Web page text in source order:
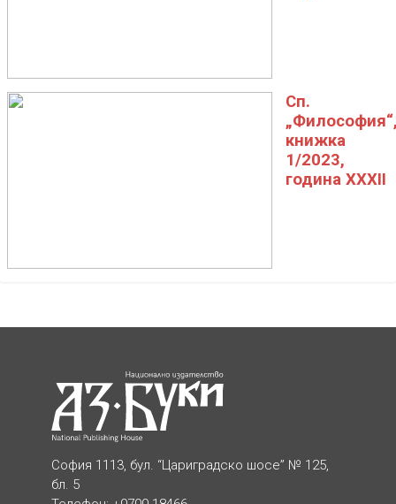
Сп.
книжка
1/2023,
година XXXII
София 1113, бул. “Цариградско шосе” № 125,
бл. 5